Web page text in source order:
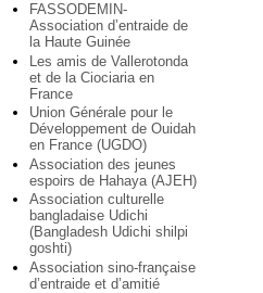
FASSODEMIN-
Association d’entraide de
la Haute Guinée
Les amis de Vallerotonda
et de la Ciociaria en
France
Union Générale pour le
Développement de Ouidah
en France (UGDO)
Association des jeunes
espoirs de Hahaya (AJEH)
Association culturelle
bangladaise Udichi
(Bangladesh Udichi shilpi
goshti)
Association sino-française
d’entraide et d’amitié